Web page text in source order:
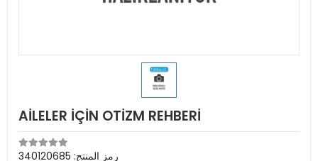
AİLELER İÇİN OTİZM REHBERİ
رمز المنتج: 340120685